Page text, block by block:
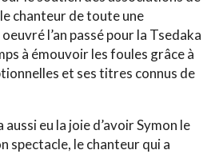
chanteur de toute une
l’an passé pour la Tsedaka
à émouvoir les foules grâce à
et ses titres connus de
eu la joie d’avoir Symon le
spectacle, le chanteur qui a